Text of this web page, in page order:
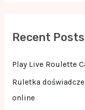
f
Recent Posts
Play Live Roulette
Ruletka
online